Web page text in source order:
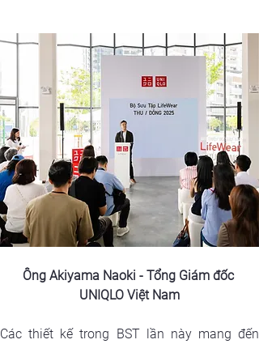
Ông Akiyama Naoki - Tổng Giám đốc
UNIQLO Việt Nam
Các thiết kế trong BST lần này mang đến